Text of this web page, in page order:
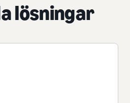
lösningar